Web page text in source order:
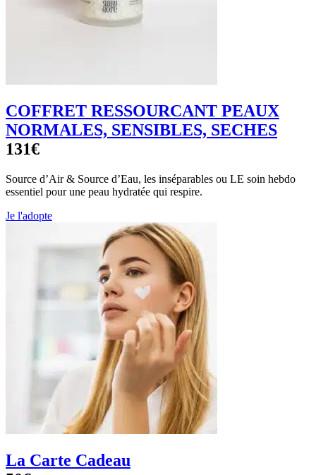
COFFRET RESSOURCANT PEAUX
NORMALES, SENSIBLES, SECHES
131€
Source d’Air & Source d’Eau, les inséparables ou LE soin hebdo
essentiel pour une peau hydratée qui respire.
Je l'adopte
La Carte Cadeau